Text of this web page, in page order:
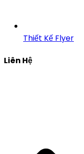
Thiết Kế Flyer
Liên Hệ